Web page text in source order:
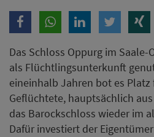
Das Schloss Oppurg im
als Flüchtlingsunterkunft
eineinhalb Jahren bot es Platz
Geflüchtete, hauptsächlich
das Barockschloss wieder im
Dafür investiert der